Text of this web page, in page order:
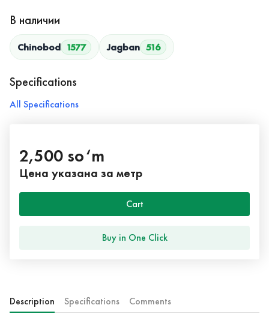
В наличии
Chinobod 1577 Jagban 516
Specifications
All Specifications
2,500 so‘m
Цена указана за метр
Cart
Buy in One Click
Description Specifications Comments